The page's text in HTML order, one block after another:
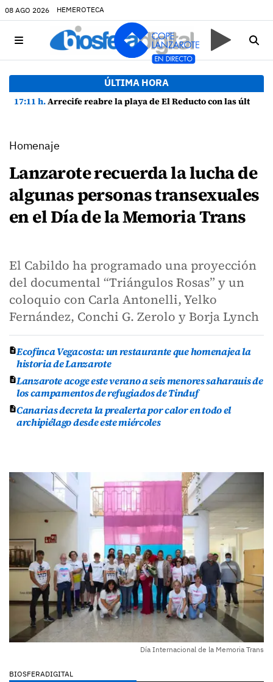
08 AGO 2026 HEMEROTECA
ÚLTIMA HORA
17:11 h.Arrecife reabre la playa de El Reducto con las últimas analíticas mostrando "una buena calidad de las aguas para el baño"
Homenaje
Lanzarote recuerda la lucha de
algunas personas transexuales
en el Día de la Memoria Trans
El Cabildo ha programado una proyección
del documental “Triángulos Rosas” y un
coloquio con Carla Antonelli, Yelko
Fernández, Conchi G. Zerolo y Borja Lynch
Ecofinca Vegacosta: un restaurante que homenajea la
historia de Lanzarote
Lanzarote acoge este verano a seis menores saharauis de
los campamentos de refugiados de Tinduf
Canarias decreta la prealerta por calor en todo el
archipiélago desde este miércoles
Día Internacional de la Memoria Trans
BIOSFERADIGITAL